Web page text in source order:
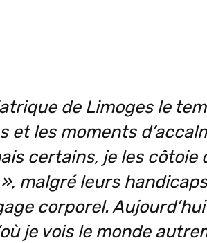
de Limoges le
et les moments
certains, je les côtoie
malgré leurs
corporel.
je vois le monde